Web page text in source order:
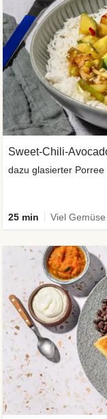
Sweet-Chili-
dazu glasierter
25 min Viel Gemüse